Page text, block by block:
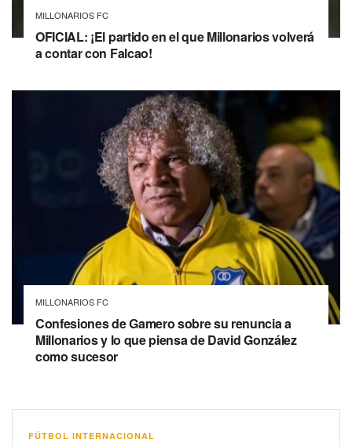
MILLONARIOS FC
OFICIAL: ¡El partido en el que Millonarios volverá
a contar con Falcao!
MILLONARIOS FC
Confesiones de Gamero sobre su renuncia a
Millonarios y lo que piensa de David González
como sucesor
FÚTBOL INTERNACIONAL